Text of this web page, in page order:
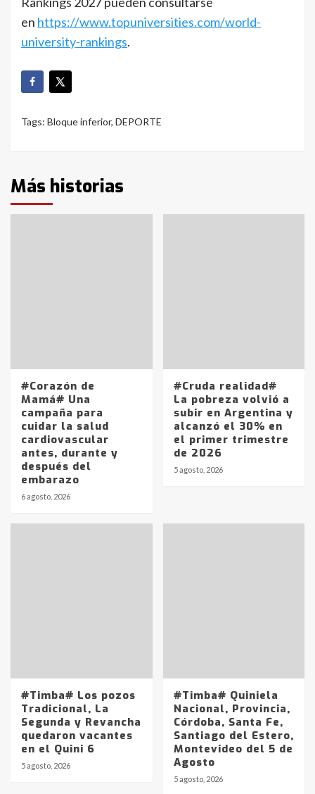
en https://www.topuniversities.com/world-
university-rankings.
Tags: Bloque inferior, DEPORTE
Más historias
#Corazón de
Mamá# Una
campaña para
cuidar la salud
cardiovascular
antes, durante y
después del
embarazo
6 agosto, 2026
#Cruda realidad#
La pobreza volvió a
subir en Argentina y
alcanzó el 30% en
el primer trimestre
de 2026
5 agosto, 2026
#Timba# Los pozos
Tradicional, La
Segunda y Revancha
quedaron vacantes
en el Quini 6
5 agosto, 2026
#Timba# Quiniela
Nacional, Provincia,
Córdoba, Santa Fe,
Santiago del Estero,
Montevideo del 5 de
Agosto
5 agosto, 2026
Identidad de los adolescentes
pampeanos que fueron